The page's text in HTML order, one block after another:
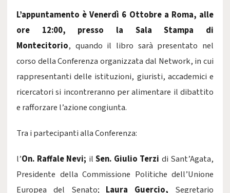
L’appuntamento è Venerdì 6 Ottobre a Roma, alle
ore 12:00, presso la Sala Stampa di
Montecitorio, quando il libro sarà presentato nel
corso della Conferenza organizzata dal Network, in cui
rappresentanti delle istituzioni, giuristi, accademici e
ricercatori si incontreranno per alimentare il dibattito
e rafforzare l’azione congiunta.
Tra i partecipanti alla Conferenza:
l’On. Raffale Nevi; il Sen. Giulio Terzi di Sant’Agata,
Presidente della Commissione Politiche dell’Unione
Europea del Senato; Laura Guercio, Segretario